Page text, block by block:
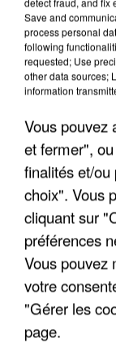
6 août 2026
Gabriel Attal
ingérences...
Sollicité,
commun"
Save and
process personal
following
requested; Use
other data sources;
information
Vous pouvez
et fermer",
finalités et/
choix". Vous
cliquant sur
préférences
Vous pouvez
votre
"Gérer les
page.